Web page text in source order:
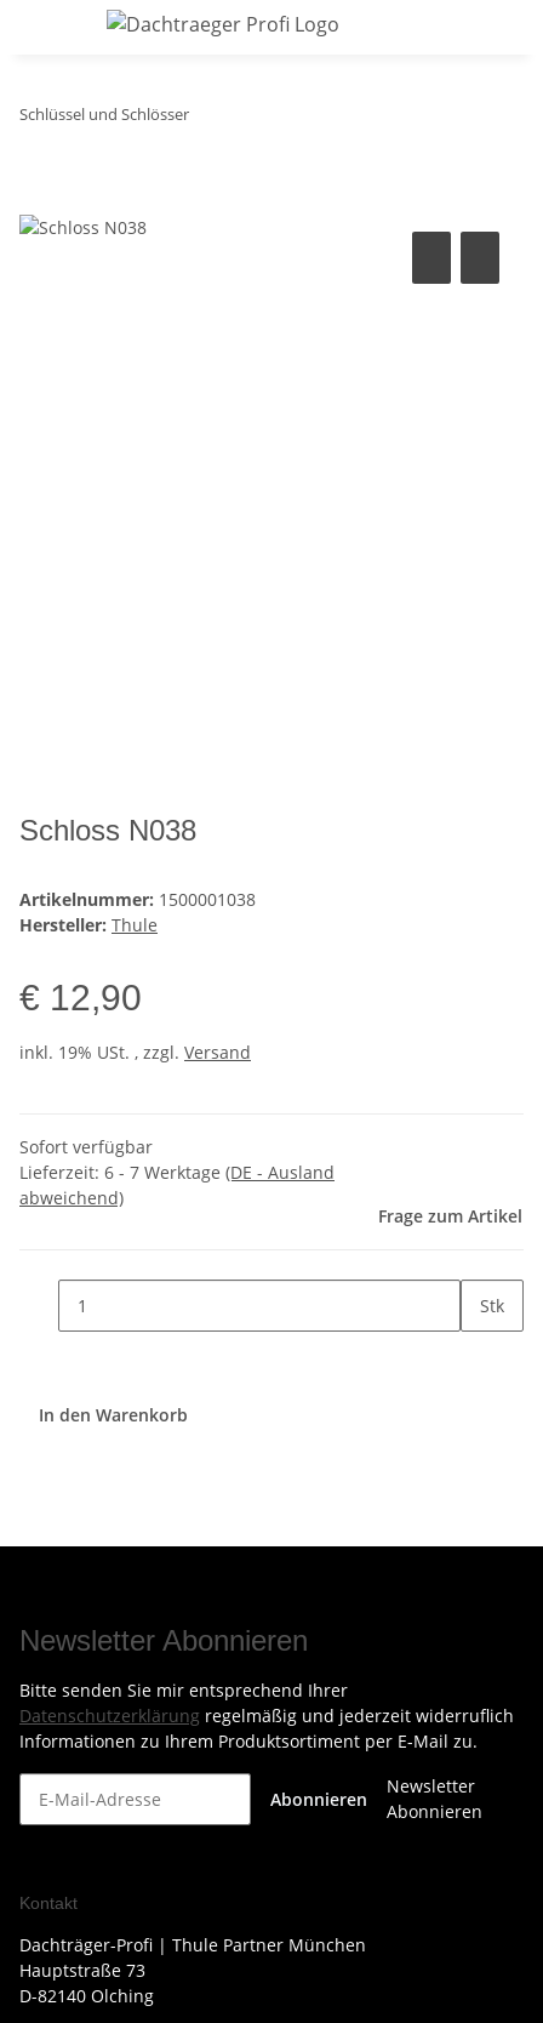
Schlüssel und Schlösser
Schloss N038
Artikelnummer: 1500001038
Hersteller: Thule
€ 12,90
inkl. 19% USt. , zzgl. Versand
Sofort verfügbar
Lieferzeit: 6 - 7 Werktage (DE - Ausland
abweichend)
Frage zum Artikel
Stk
In den Warenkorb
Newsletter Abonnieren
Bitte senden Sie mir entsprechend Ihrer
Datenschutzerklärung regelmäßig und jederzeit widerruflich
Informationen zu Ihrem Produktsortiment per E-Mail zu.
Abonnieren
Newsletter
Abonnieren
Kontakt
Dachträger-Profi | Thule Partner München
Hauptstraße 73
D-82140 Olching